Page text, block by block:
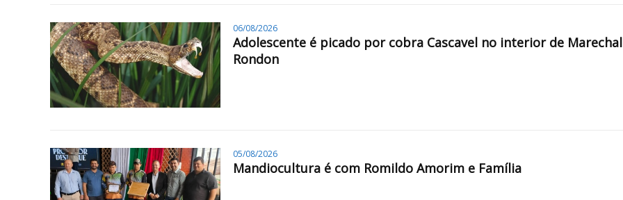
06/08/2026
Adolescente é picado por cobra Cascavel no interior de Marechal
Rondon
05/08/2026
Mandiocultura é com Romildo Amorim e Família